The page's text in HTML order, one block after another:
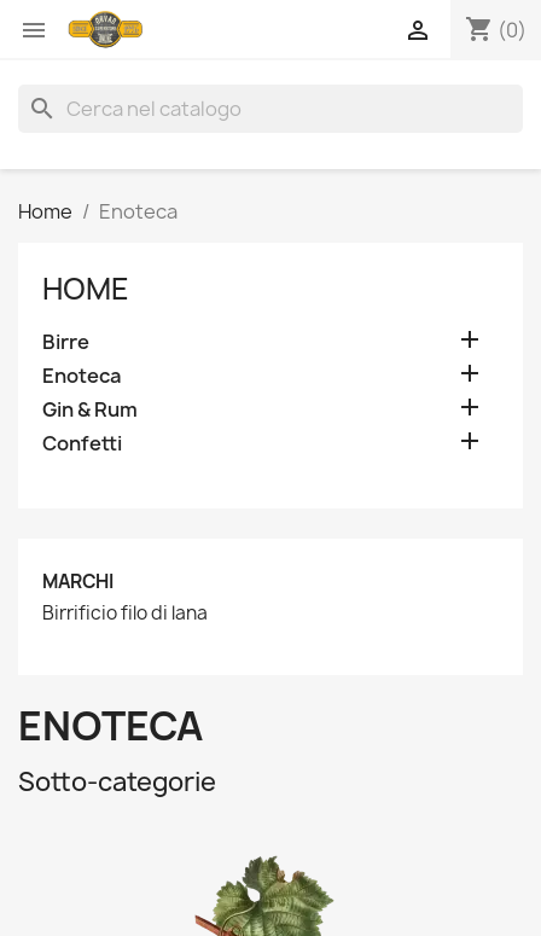
 shopping_cart (0)

search
Home Enoteca
HOME
Birre 
Enoteca 
Gin & Rum 
Confetti 
MARCHI
Birrificio filo di lana
ENOTECA
Sotto-categorie